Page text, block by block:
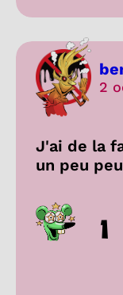
2
J'ai de la
un peu
1